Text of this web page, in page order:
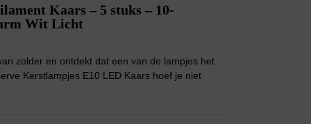
Kaars – 5 stuks – 10-
Wit Licht
zolder en ontdekt dat een van de lampjes het
Kerstlampjes E10 LED Kaars hoef je niet